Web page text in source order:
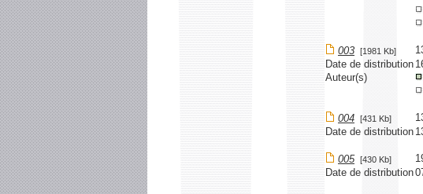
003 [1981 Kb]
Date de distribution
Auteur(s)
004 [431 Kb]
Date de distribution
005 [430 Kb]
Date de distribution